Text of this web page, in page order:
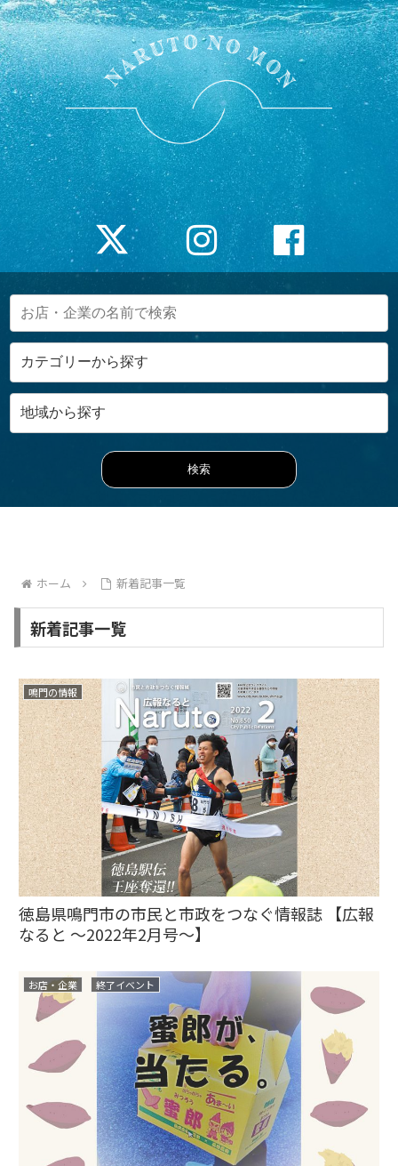
ホーム 新着記事一覧
新着記事一覧
徳島県鳴門市の市民と市政をつなぐ情報誌 【広報
なると ～2022年2月号～】
鳴門の情報
お店・企業 終了イベント